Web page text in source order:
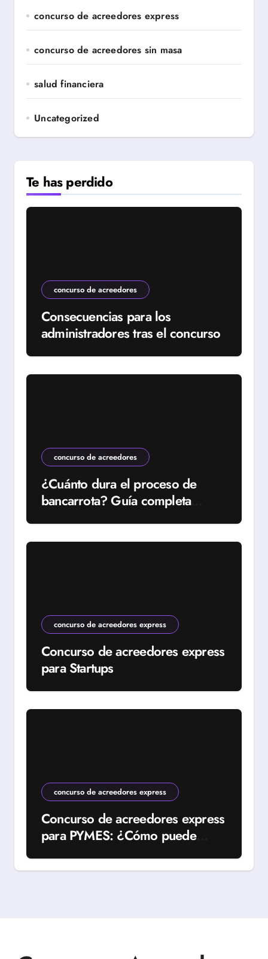
concurso de acreedores express
concurso de acreedores sin masa
salud financiera
Uncategorized
Te has perdido
concurso de acreedores
Consecuencias para los
administradores tras el concurso
concurso de acreedores
¿Cuánto dura el proceso de
bancarrota? Guía completa
concurso de acreedores express
Concurso de acreedores express
para Startups
concurso de acreedores express
Concurso de acreedores express
para PYMES: ¿Cómo puede